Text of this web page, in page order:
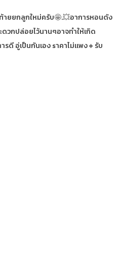
ายยกลูกใหม่ครับ🤩.💥อาการหอนดัง
วกปล่อยไว้นานๆอาจทำให้เกิด
ดี อู่เป็นกันเอง sาคาไม่แพง🔸รับ